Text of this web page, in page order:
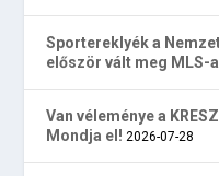
Sportereklyék a
először vált meg MLS-
Van véleménye a
Mondja el! 2026-07-28